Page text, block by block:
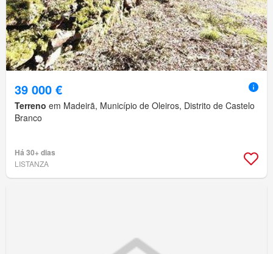
39 000 €
Terreno em Madeirã, Município de Oleiros, Distrito de Castelo
Branco
Há 30+ dias
LISTANZA